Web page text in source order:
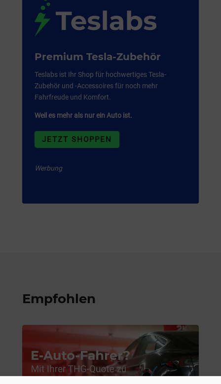
Premium Tesla-Zubehör
Teslabs ist Ihr Shop für hochwertiges Tesla-
Zubehör und -Accessoires für noch mehr
Fahrfreude und Komfort.
Weil es mehr als nur ein Auto ist.
JETZT SHOPPEN
Werbung
Empfohlen